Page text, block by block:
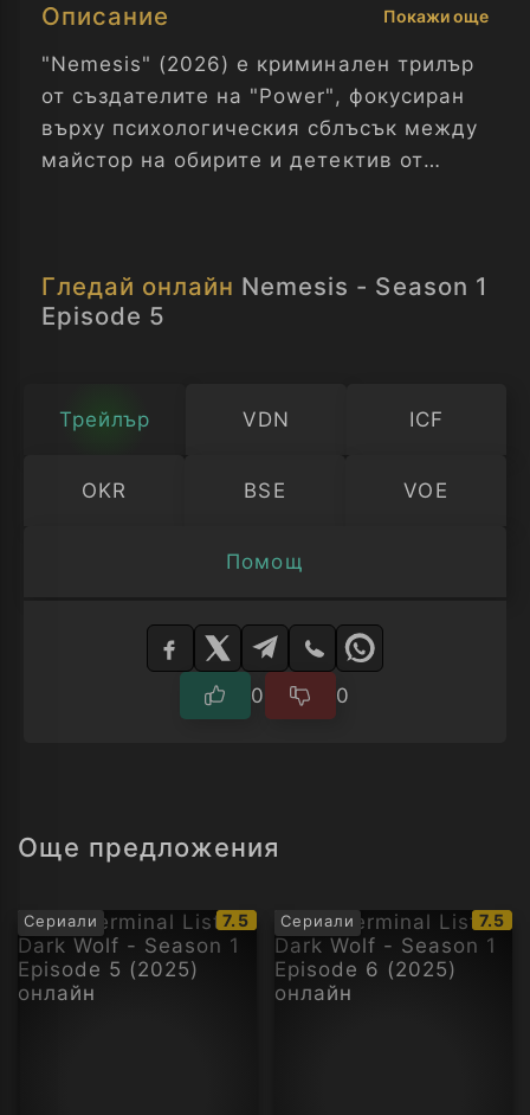
Описание Покажи още
"Nemesis" (2026) е криминален трилър
от създателите на "Power", фокусиран
върху психологическия сблъсък между
майстор на обирите и детектив от
динамики и личните съперничества,
водещи до висок залог.
Гледай онлайн Nemesis - Season 1
Episode 5
Трейлър VDN ICF
OKR BSE VOE
Помощ
Изберете
0 0
Още предложения
Сериали
IMDb
рейтинг:
7.5 Сериали
IMDb
7.5